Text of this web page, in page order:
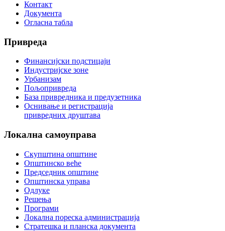
Контакт
Документа
Огласна табла
Привреда
Финансијски подстицаји
Индустријске зоне
Урбанизам
Пољопривреда
База привредника и предузетника
Оснивање и регистрација
привредних друштава
Локална самоуправа
Скупштина општине
Општинско веће
Председник општине
Општинска управа
Одлуке
Решења
Програми
Локална пореска администрација
Стратешка и планска документа